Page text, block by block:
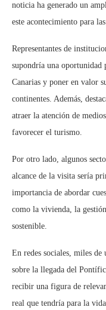
noticia ha generado un
este acontecimiento para
Representantes de
supondría una
Canarias y poner en valor
continentes. Además,
atraer la atención de
favorecer el turismo.
Por otro lado, algunos
alcance de la visita sería
importancia de abordar
como la vivienda, la
sostenible.
En redes sociales, miles
sobre la llegada del
recibir una figura de
real que tendría para la